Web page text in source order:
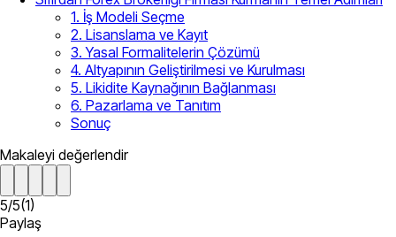
1. İş Modeli Seçme
2. Lisanslama ve Kayıt
3. Yasal Formalitelerin Çözümü
4. Altyapının Geliştirilmesi ve Kurulması
5. Likidite Kaynağının Bağlanması
6. Pazarlama ve Tanıtım
Sonuç
Makaleyi değerlendir
5/5(1)
Paylaş